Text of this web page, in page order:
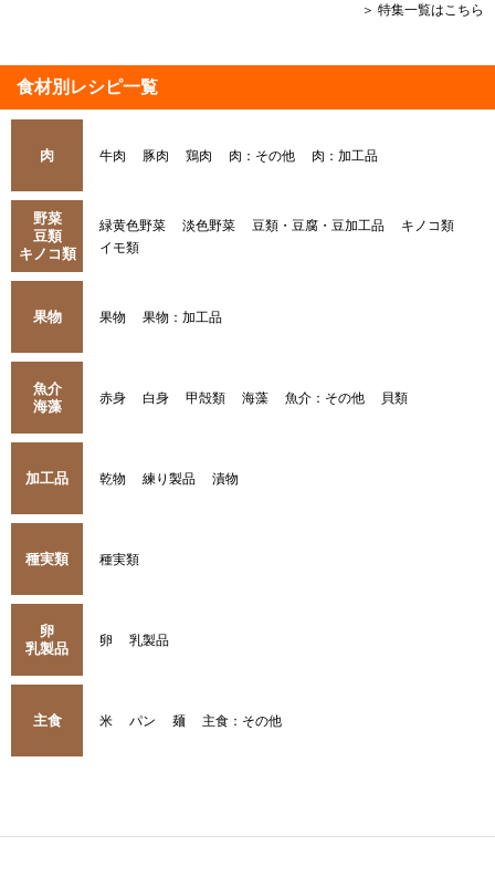
＞ 特集一覧はこちら
食材別レシピ一覧
肉 牛肉 豚肉 鶏肉 肉：その他 肉：加工品
野菜
豆類
キノコ類
緑黄色野菜 淡色野菜 豆類・豆腐・豆加工品
キノコ類
イモ類
果物 果物 果物：加工品
魚介
海藻
赤身 白身 甲殻類 海藻 魚介：その他 貝類
加工品 乾物 練り製品 漬物
種実類 種実類
卵
乳製品
卵 乳製品
主食 米 パン 麺 主食：その他